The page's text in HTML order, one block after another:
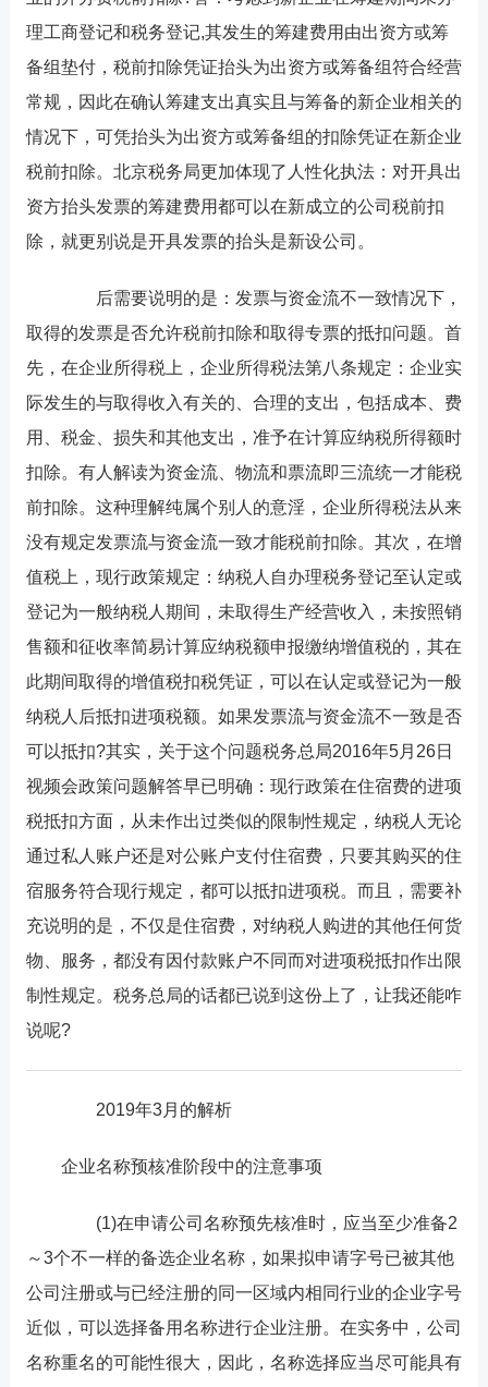
理工商登记和税务登记,其发生的筹建费用由出资方或筹
备组垫付，税前扣除凭证抬头为出资方或筹备组符合经营
常规，因此在确认筹建支出真实且与筹备的新企业相关的
情况下，可凭抬头为出资方或筹备组的扣除凭证在新企业
税前扣除。北京税务局更加体现了人性化执法：对开具出
资方抬头发票的筹建费用都可以在新成立的公司税前扣
除，就更别说是开具发票的抬头是新设公司。
后需要说明的是：发票与资金流不一致情况下，
取得的发票是否允许税前扣除和取得专票的抵扣问题。首
先，在企业所得税上，企业所得税法第八条规定：企业实
际发生的与取得收入有关的、合理的支出，包括成本、费
用、税金、损失和其他支出，准予在计算应纳税所得额时
扣除。有人解读为资金流、物流和票流即三流统一才能税
前扣除。这种理解纯属个别人的意淫，企业所得税法从来
没有规定发票流与资金流一致才能税前扣除。其次，在增
值税上，现行政策规定：纳税人自办理税务登记至认定或
登记为一般纳税人期间，未取得生产经营收入，未按照销
售额和征收率简易计算应纳税额申报缴纳增值税的，其在
此期间取得的增值税扣税凭证，可以在认定或登记为一般
纳税人后抵扣进项税额。如果发票流与资金流不一致是否
可以抵扣?其实，关于这个问题税务总局2016年5月26日
视频会政策问题解答早已明确：现行政策在住宿费的进项
税抵扣方面，从未作出过类似的限制性规定，纳税人无论
通过私人账户还是对公账户支付住宿费，只要其购买的住
宿服务符合现行规定，都可以抵扣进项税。而且，需要补
充说明的是，不仅是住宿费，对纳税人购进的其他任何货
物、服务，都没有因付款账户不同而对进项税抵扣作出限
制性规定。税务总局的话都已说到这份上了，让我还能咋
说呢?
2019年3月的解析
企业名称预核准阶段中的注意事项
(1)在申请公司名称预先核准时，应当至少准备2
～3个不一样的备选企业名称，如果拟申请字号已被其他
公司注册或与已经注册的同一区域内相同行业的企业字号
近似，可以选择备用名称进行企业注册。在实务中，公司
名称重名的可能性很大，因此，名称选择应当尽可能具有